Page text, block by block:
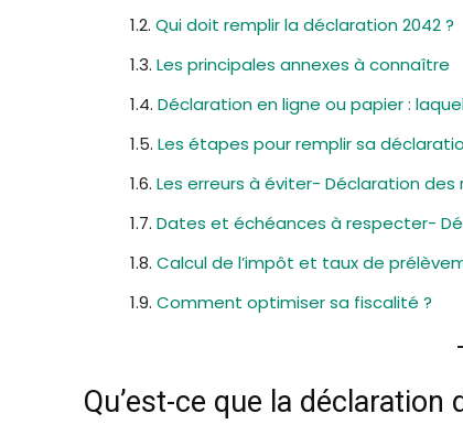
Qui doit remplir la déclaration 2042 ?
Les principales annexes à connaître
Déclaration en ligne ou papier :
Les étapes pour remplir sa
Les erreurs à éviter- Déclaration des
Dates et échéances à respecter-
Calcul de l’impôt et taux de
Comment optimiser sa fiscalité ?
Qu’est-ce que la déclaration